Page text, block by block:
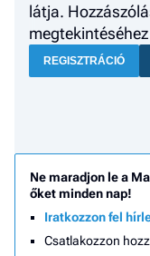
látja.
REGISZTRÁCIÓ
Ne maradjon le a
őket minden nap!
Iratkozzon fel
Csatlakozzon